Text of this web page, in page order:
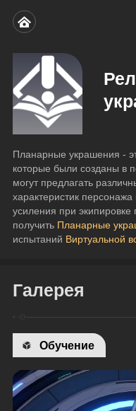
Планарные украшения -
которые были созданы в
могут предлагать
характеристик
усиления при
получить Планарные
испытаний Виртуальной
Галерея
Обучение